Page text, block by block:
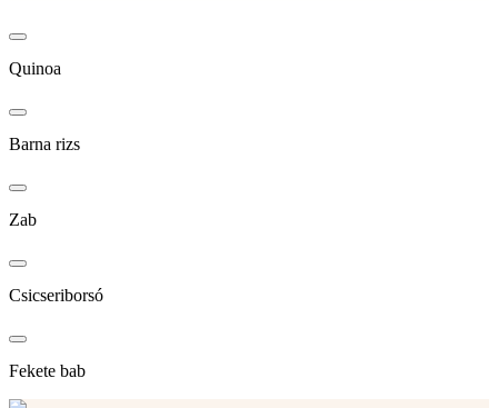
Quinoa
Barna rizs
Zab
Csicseriborsó
Fekete bab